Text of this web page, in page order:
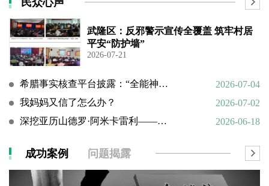
武隆区：反邪警示宣传全覆盖 筑牢村居
平安“防护墙”
2026-07-21
希腊事实核查平台披露：“全能神”邪教借AI技术向欧洲渗透
2026-07-04
我妈妈又信了怎么办？
2026-07-02
深挖亚历山德罗·阿米卡雷利——一个邪教组织的国际帮凶
2026-06-18
成功案例 问题揭露